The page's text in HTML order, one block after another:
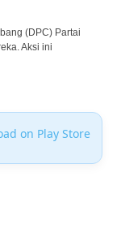
(DPC) Partai
Aksi ini